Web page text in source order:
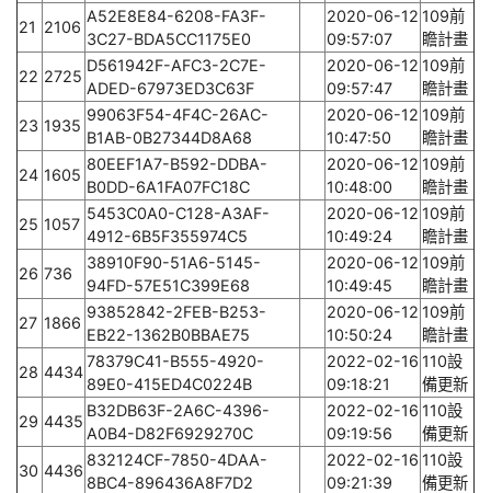
21 2106
A52E8E84-6208-FA3F-
3C27-BDA5CC1175E0
2020-06-12
09:57:07
109前
瞻計畫
22 2725
D561942F-AFC3-2C7E-
ADED-67973ED3C63F
2020-06-12
09:57:47
109前
瞻計畫
23 1935
99063F54-4F4C-26AC-
B1AB-0B27344D8A68
2020-06-12
10:47:50
109前
瞻計畫
24 1605
80EEF1A7-B592-DDBA-
B0DD-6A1FA07FC18C
2020-06-12
10:48:00
109前
瞻計畫
25 1057
5453C0A0-C128-A3AF-
4912-6B5F355974C5
2020-06-12
10:49:24
109前
瞻計畫
26 736
38910F90-51A6-5145-
94FD-57E51C399E68
2020-06-12
10:49:45
109前
瞻計畫
27 1866
93852842-2FEB-B253-
EB22-1362B0BBAE75
2020-06-12
10:50:24
109前
瞻計畫
28 4434
78379C41-B555-4920-
89E0-415ED4C0224B
2022-02-16
09:18:21
110設
備更新
29 4435
B32DB63F-2A6C-4396-
A0B4-D82F6929270C
2022-02-16
09:19:56
110設
備更新
30 4436
832124CF-7850-4DAA-
8BC4-896436A8F7D2
2022-02-16
09:21:39
110設
備更新